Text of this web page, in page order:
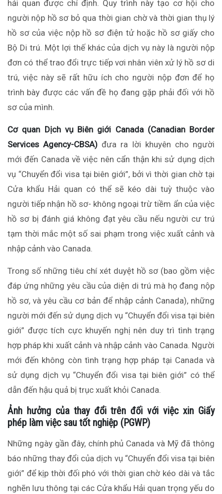
hải quan được chỉ định. Quy trình này tạo cơ hội cho
người nộp hồ sơ bỏ qua thời gian chờ và thời gian thụ lý
hồ sơ của việc nộp hồ sơ điện tử hoặc hồ sơ giấy cho
Bộ Di trú. Một lợi thế khác của dịch vụ này là người nộp
đơn có thể trao đổi trực tiếp vơi nhân viên xử lý hồ sơ di
trú, việc này sẽ rất hữu ích cho người nộp đơn để họ
trình bày được các vấn đề họ đang gặp phải đối với hồ
sơ của mình.
Cơ quan Dịch vụ Biên giới Canada (Canadian Border
Services Agency-CBSA) đưa ra lời khuyên cho người
mới đến Canada về việc nên cẩn thận khi sử dụng dịch
vụ “Chuyển đổi visa tại biên giới”, bởi vì thời gian chờ tại
Cửa khẩu Hải quan có thể sẽ kéo dài tuỳ thuộc vào
người tiếp nhận hồ sơ- không ngoại trừ tiềm ẩn của việc
hồ sơ bị đánh giá không đạt yêu cầu nếu người cư trú
tạm thời mắc một số sai phạm trong việc xuất cảnh và
nhập cảnh vào Canada.
Trong số những tiêu chí xét duyệt hồ sơ (bao gồm việc
đáp ứng những yêu cầu của diện di trú mà họ đang nộp
hồ sơ, và yêu cầu cơ bản để nhập cảnh Canada), những
người mới đến sử dụng dịch vụ “Chuyển đổi visa tại biên
giới” được tích cực khuyến nghị nên duy trì tình trạng
hợp pháp khi xuất cảnh và nhập cảnh vào Canada. Người
mới đến không còn tình trạng hợp pháp tại Canada và
sử dụng dịch vụ “Chuyển đổi visa tại biên giới” có thể
dẫn đến hậu quả bị trục xuất khỏi Canada.
Ảnh hưởng của thay đổi trên đối với việc xin Giấy
phép làm việc sau tốt nghiệp (PGWP)
Những ngày gần đây, chính phủ Canada và Mỹ đã thông
báo những thay đổi của dịch vụ “Chuyển đổi visa tại biên
giới” để kịp thời đối phó với thời gian chờ kéo dài và tắc
nghẽn lưu thông tại các Cửa khẩu Hải quan trọng yếu do